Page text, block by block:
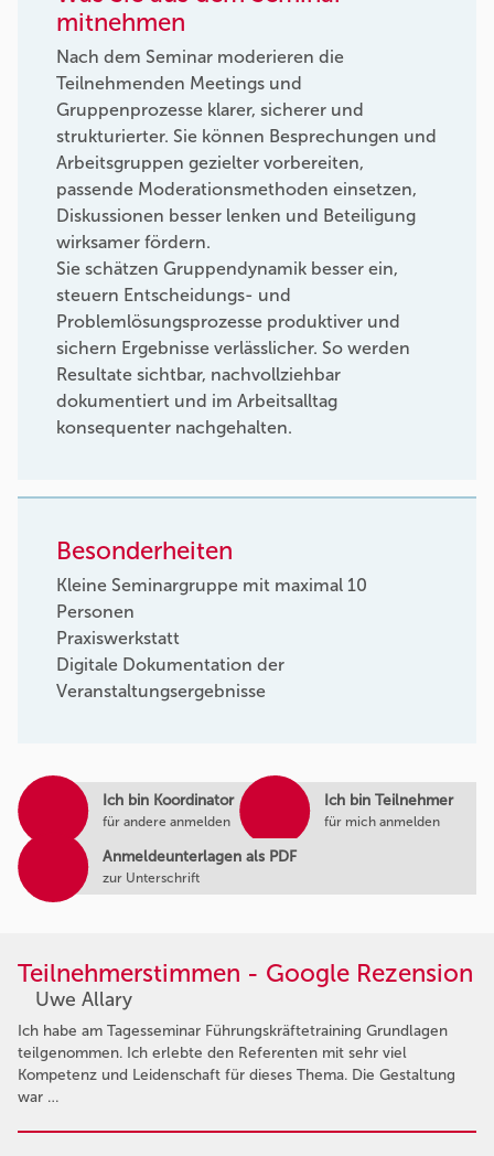
Ich bin Koordinator
für andere anmelden
Ich bin Teilnehmer
für mich anmelden
Anmeldeunterlagen als PDF
zur Unterschrift
mitnehmen
Nach dem Seminar moderieren die
Teilnehmenden Meetings und
Gruppenprozesse klarer, sicherer und
strukturierter. Sie können Besprechungen und
Arbeitsgruppen gezielter vorbereiten,
passende Moderationsmethoden einsetzen,
Diskussionen besser lenken und Beteiligung
wirksamer fördern.
Sie schätzen Gruppendynamik besser ein,
steuern Entscheidungs- und
Problemlösungsprozesse produktiver und
sichern Ergebnisse verlässlicher. So werden
Resultate sichtbar, nachvollziehbar
dokumentiert und im Arbeitsalltag
konsequenter nachgehalten.
Besonderheiten
Kleine Seminargruppe mit maximal 10
Personen
Praxiswerkstatt
Digitale Dokumentation der
Veranstaltungsergebnisse
Teilnehmerstimmen - Google Rezension
Uwe Allary
Ich habe am Tagesseminar Führungskräftetraining Grundlagen
teilgenommen. Ich erlebte den Referenten mit sehr viel
Kompetenz und Leidenschaft für dieses Thema. Die Gestaltung
war …